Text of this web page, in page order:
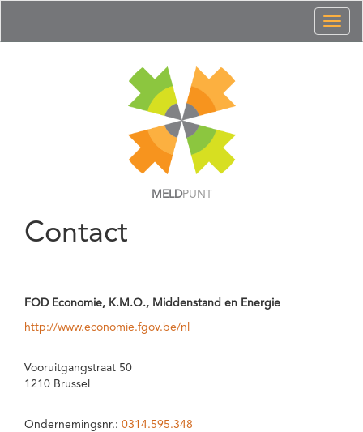
MELDPUNT
Contact
FOD Economie, K.M.O., Middenstand en Energie
http://www.economie.fgov.be/nl
Vooruitgangstraat 50
1210 Brussel
Ondernemingsnr.: 0314.595.348